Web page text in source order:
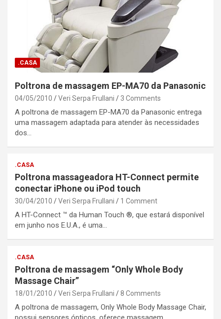
.CASA
Poltrona de massagem EP-MA70 da Panasonic
04/05/2010 Veri Serpa Frullani 3 Comments
A poltrona de massagem EP-MA70 da Panasonic entrega
uma massagem adaptada para atender às necessidades
dos…
.CASA
Poltrona massageadora HT-Connect permite
conectar iPhone ou iPod touch
30/04/2010 Veri Serpa Frullani 1 Comment
A HT-Connect ™ da Human Touch ®, que estará disponível
em junho nos E.U.A., é uma…
.CASA
Poltrona de massagem “Only Whole Body
Massage Chair”
18/01/2010 Veri Serpa Frullani 8 Comments
A poltrona de massagem, Only Whole Body Massage Chair,